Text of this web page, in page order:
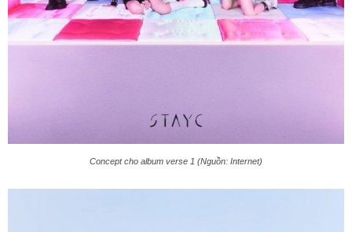
Concept cho album verse 1 (Nguồn: Internet)